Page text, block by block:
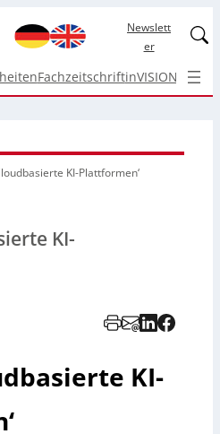
Newslett
er
FachzeitschriftinVISION Top
KI-Plattformen‘
KI-
KI-